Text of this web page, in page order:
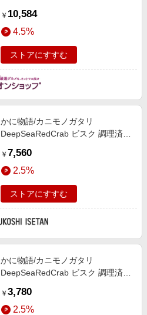
￥ 10,584
4.5%
ストアにすすむ
かに物語/カニモノガタリ
DeepSeaRedCrab ビスク 調理済み
￥ 7,560
2.5%
ストアにすすむ
かに物語/カニモノガタリ
DeepSeaRedCrab ビスク 調理済み
￥ 3,780
2.5%